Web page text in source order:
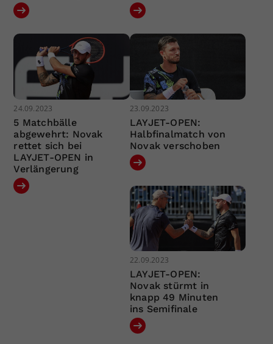
24.09.2023
5 Matchbälle
abgewehrt: Novak
rettet sich bei
LAYJET-OPEN in
Verlängerung
23.09.2023
LAYJET-OPEN:
Halbfinalmatch von
Novak verschoben
22.09.2023
LAYJET-OPEN:
Novak stürmt in
knapp 49 Minuten
ins Semifinale